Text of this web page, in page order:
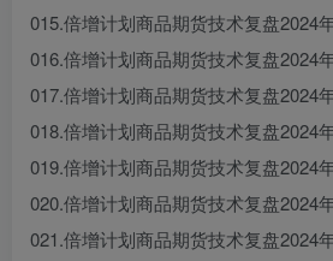
015.倍增计划商品期货技术复盘2024
016.倍增计划商品期货技术复盘2024
017.倍增计划商品期货技术复盘2024
018.倍增计划商品期货技术复盘2024
019.倍增计划商品期货技术复盘2024
020.倍增计划商品期货技术复盘2024
021.倍增计划商品期货技术复盘2024